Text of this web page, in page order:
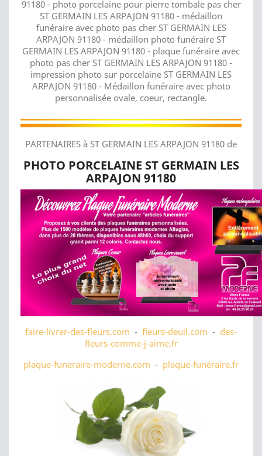
91180 - photo porcelaine pour pierre tombale pas cher
ST GERMAIN LES ARPAJON 91180 - médaillon
funéraire avec photo pas cher ST GERMAIN LES
ARPAJON 91180 - médaillon photo funéraire ST
GERMAIN LES ARPAJON 91180 - plaque funéraire avec
photo pas cher ST GERMAIN LES ARPAJON 91180 -
impression photo sur porcelaine ST GERMAIN LES
ARPAJON 91180 - Médaillon funéraire avec photo
personnalisée ovale, coeur, rectangle.
PARTENAIRES à ST GERMAIN LES ARPAJON 91180 de
PHOTO PORCELAINE ST GERMAIN LES
ARPAJON 91180
faire-livrer-des-fleurs.com - fleurs-deuil.com - des-
fleurs-comme-j-aime.fr
plaque-funeraire-moderne.com - plaque-funéraire.fr